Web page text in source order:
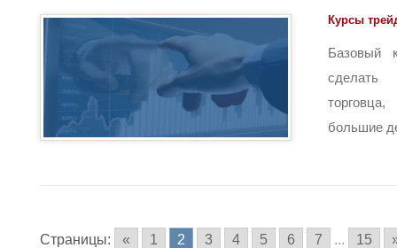
Курсы
Базовый
сделать
большие
Страницы: « 1 2 3 4 5 6 7 ... 15